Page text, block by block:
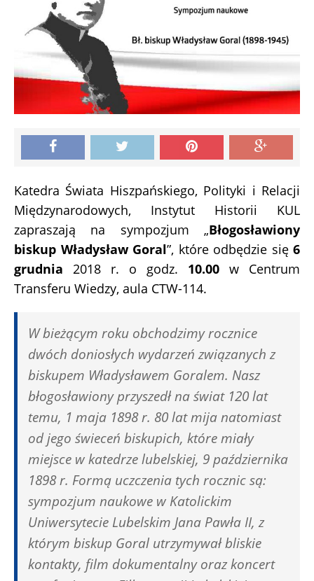
Katedra Świata Hiszpańskiego, Polityki i Relacji
Międzynarodowych, Instytut Historii KUL
zapraszają na sympozjum „Błogosławiony
biskup Władysław Goral”, które odbędzie się 6
grudnia 2018 r. o godz. 10.00 w Centrum
Transferu Wiedzy, aula CTW-114.
W bieżącym roku obchodzimy rocznice
dwóch doniosłych wydarzeń związanych z
biskupem Władysławem Goralem. Nasz
błogosławiony przyszedł na świat 120 lat
temu, 1 maja 1898 r. 80 lat mija natomiast
od jego świeceń biskupich, które miały
miejsce w katedrze lubelskiej, 9 października
1898 r. Formą uczczenia tych rocznic są:
sympozjum naukowe w Katolickim
Uniwersytecie Lubelskim Jana Pawła II, z
którym biskup Goral utrzymywał bliskie
kontakty, film dokumentalny oraz koncert